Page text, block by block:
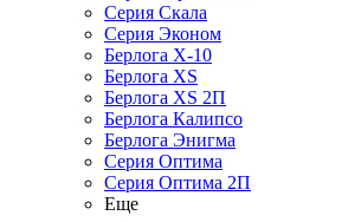
Серия Скала
Серия Эконом
Берлога X-10
Берлога XS
Берлога XS 2П
Берлога Калипсо
Берлога Энигма
Серия Оптима
Серия Оптима 2П
Еще